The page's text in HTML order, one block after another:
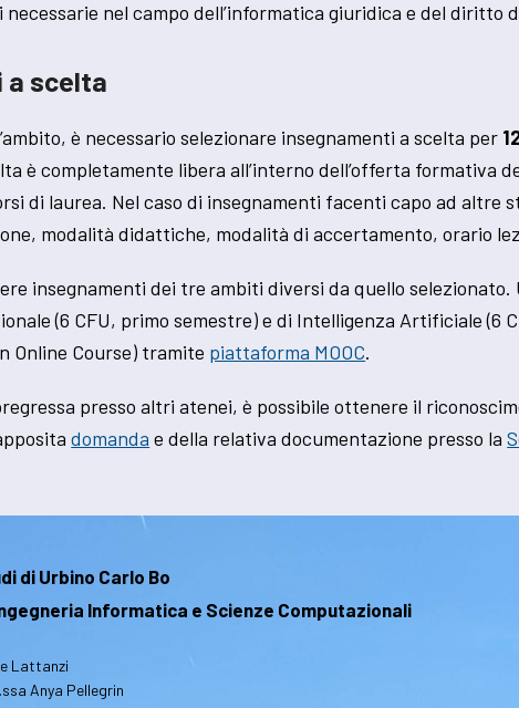
nel campo dell’informatica giuridica e del diritto
a scelta
è necessario selezionare insegnamenti a scelta per
è completamente libera all’interno dell’offerta formativa
di laurea. Nel caso di insegnamenti facenti capo ad
modalità didattiche, modalità di accertamento, orario
insegnamenti dei tre ambiti diversi da quello
(6 CFU, primo semestre) e di Intelligenza Artificiale
Online Course) tramite piattaforma MOOC.
presso altri atenei, è possibile ottenere il
domanda e della relativa documentazione presso la
di Urbino Carlo Bo
Informatica e Scienze Computazionali
Lattanzi
Anya Pellegrin